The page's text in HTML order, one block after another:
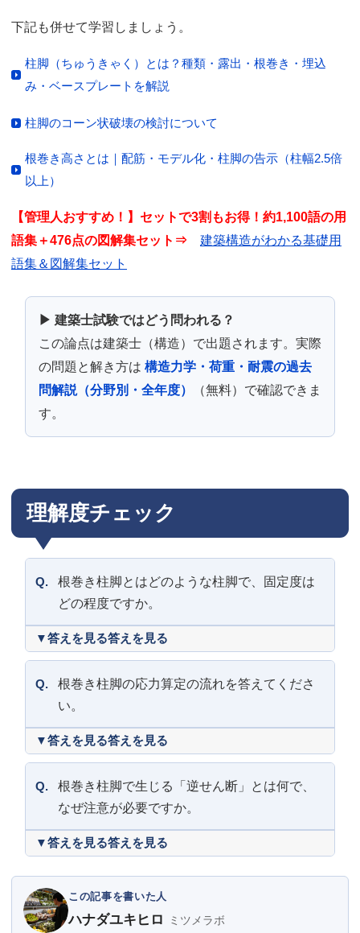
下記も併せて学習しましょう。
柱脚（ちゅうきゃく）とは？種類・露出・根巻き・埋込
み・ベースプレートを解説
柱脚のコーン状破壊の検討について
根巻き高さとは｜配筋・モデル化・柱脚の告示（柱幅2.5倍
以上）
【管理人おすすめ！】セットで3割もお得！約1,100語の用
語集＋476点の図解集セット⇒ 建築構造がわかる基礎用
語集＆図解集セット
▶ 建築士試験ではどう問われる？
この論点は建築士（構造）で出題されます。実際
の問題と解き方は 構造力学・荷重・耐震の過去
問解説（分野別・全年度）
（無料）で確認できま
す。
理解度チェック
Q.
根巻き柱脚とはどのような柱脚で、固定度は
どの程度ですか。
答えを見る
Q.
根巻き柱脚の応力算定の流れを答えてくださ
い。
答えを見る
Q.
根巻き柱脚で生じる「逆せん断」とは何で、
なぜ注意が必要ですか。
答えを見る
この記事を書いた人
ハナダユキヒロ
ミツメラボ